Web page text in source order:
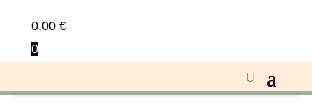
0,00 €
0